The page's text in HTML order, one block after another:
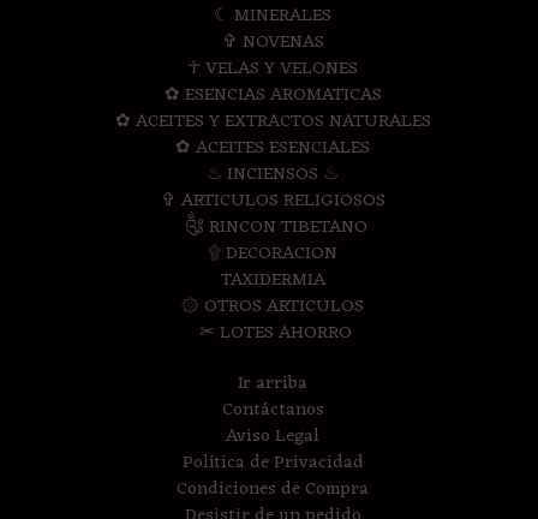
☾ MINERALES
✞ NOVENAS
☥ VELAS Y VELONES
✿ ESENCIAS AROMATICAS
✿ ACEITES Y EXTRACTOS NATURALES
✿ ACEITES ESENCIALES
♨ INCIENSOS ♨
✞ ARTICULOS RELIGIOSOS
༃ RINCON TIBETANO
۩ DECORACION
TAXIDERMIA
۞ OTROS ARTICULOS
✂ LOTES AHORRO
Ir arriba
Contáctanos
Aviso Legal
Política de Privacidad
Condiciones de Compra